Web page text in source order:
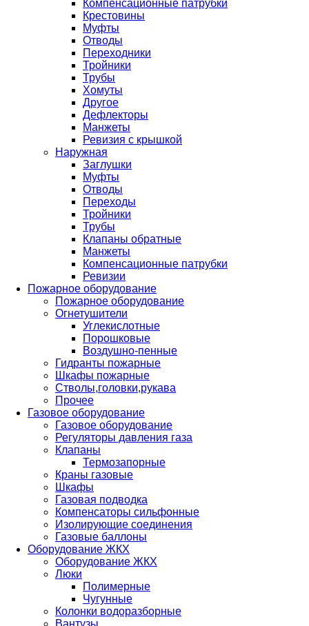
Компенсационные патрубки
Крестовины
Муфты
Отводы
Переходники
Тройники
Трубы
Хомуты
Другое
Дефлекторы
Манжеты
Ревизия с крышкой
Наружная
Заглушки
Муфты
Отводы
Переходы
Тройники
Трубы
Клапаны обратные
Манжеты
Компенсационные патрубки
Ревизии
Пожарное оборудование
Пожарное оборудование
Огнетушители
Углекислотные
Порошковые
Воздушно-пенные
Гидранты пожарные
Шкафы пожарные
Стволы,головки,рукава
Прочее
Газовое оборудование
Газовое оборудование
Регуляторы давления газа
Клапаны
Термозапорные
Краны газовые
Шкафы
Газовая подводка
Компенсаторы сильфонные
Изолирующие соединения
Газовые баллоны
Оборудование ЖКХ
Оборудование ЖКХ
Люки
Полимерные
Чугунные
Колонки водоразборные